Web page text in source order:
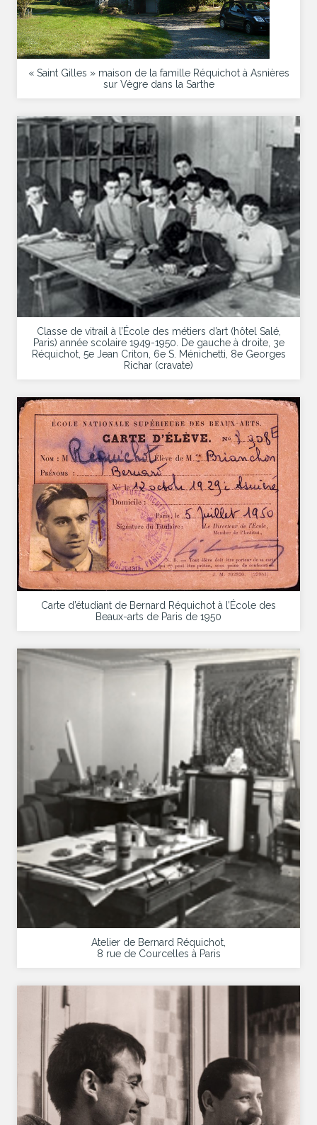
« Saint Gilles » maison de la famille Réquichot à Asnières
sur Vègre dans la Sarthe
Classe de vitrail à l’École des métiers d’art (hôtel Salé,
Paris) année scolaire 1949-1950. De gauche à droite, 3e
Réquichot, 5e Jean Criton, 6e S. Ménichetti, 8e Georges
Richar (cravate)
Carte d’étudiant de Bernard Réquichot à l’École des
Beaux-arts de Paris de 1950
Atelier de Bernard Réquichot,
8 rue de Courcelles à Paris